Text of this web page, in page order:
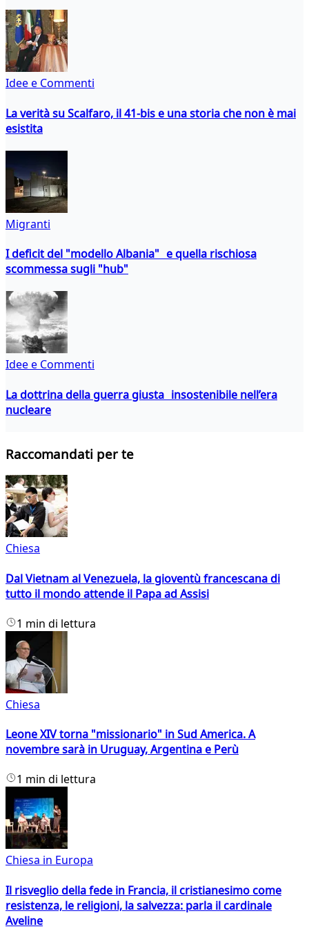
Idee e Commenti
La verità su Scalfaro, il 41-bis e una storia che non è mai
esistita
Migranti
I deficit del "modello Albania" e quella rischiosa
scommessa sugli "hub"
Idee e Commenti
La dottrina della guerra giusta insostenibile nell’era
nucleare
Raccomandati per te
Chiesa
Dal Vietnam al Venezuela, la gioventù francescana di
tutto il mondo attende il Papa ad Assisi
1 min di lettura
Chiesa
Leone XIV torna "missionario" in Sud America. A
novembre sarà in Uruguay, Argentina e Perù
1 min di lettura
Chiesa in Europa
Il risveglio della fede in Francia, il cristianesimo come
resistenza, le religioni, la salvezza: parla il cardinale
Aveline